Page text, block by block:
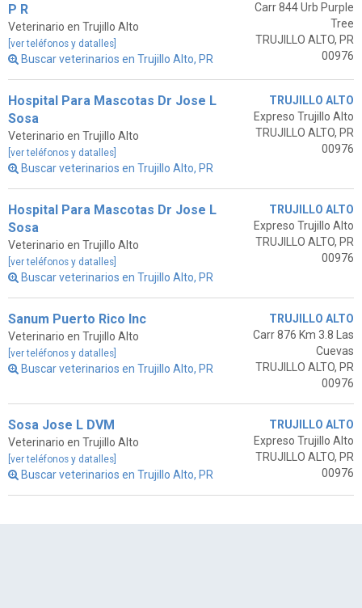
P R
Veterinario en Trujillo Alto
[ver teléfonos y datalles]
Buscar veterinarios en Trujillo Alto, PR
Carr 844 Urb Purple
Tree
TRUJILLO ALTO, PR
00976
Hospital Para Mascotas Dr Jose L
Sosa
Veterinario en Trujillo Alto
[ver teléfonos y datalles]
Buscar veterinarios en Trujillo Alto, PR
TRUJILLO ALTO
Expreso Trujillo Alto
TRUJILLO ALTO, PR
00976
Hospital Para Mascotas Dr Jose L
Sosa
Veterinario en Trujillo Alto
[ver teléfonos y datalles]
Buscar veterinarios en Trujillo Alto, PR
TRUJILLO ALTO
Expreso Trujillo Alto
TRUJILLO ALTO, PR
00976
Sanum Puerto Rico Inc
Veterinario en Trujillo Alto
[ver teléfonos y datalles]
Buscar veterinarios en Trujillo Alto, PR
TRUJILLO ALTO
Carr 876 Km 3.8 Las
Cuevas
TRUJILLO ALTO, PR
00976
Sosa Jose L DVM
Veterinario en Trujillo Alto
[ver teléfonos y datalles]
Buscar veterinarios en Trujillo Alto, PR
TRUJILLO ALTO
Expreso Trujillo Alto
TRUJILLO ALTO, PR
00976